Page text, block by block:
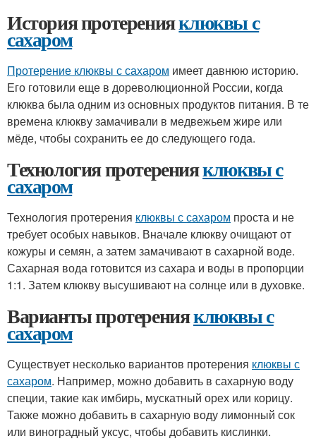
История протеренияклюквы с
сахаром
Протерение клюквы с сахаром имеет давнюю историю.
Его готовили еще в дореволюционной России, когда
клюква была одним из основных продуктов питания. В те
времена клюкву замачивали в медвежьем жире или
мёде, чтобы сохранить ее до следующего года.
Технология протеренияклюквы с
сахаром
Технология протерения клюквы с сахаром проста и не
требует особых навыков. Вначале клюкву очищают от
кожуры и семян, а затем замачивают в сахарной воде.
Сахарная вода готовится из сахара и воды в пропорции
1:1. Затем клюкву высушивают на солнце или в духовке.
Варианты протеренияклюквы с
сахаром
Существует несколько вариантов протерения клюквы с
сахаром. Например, можно добавить в сахарную воду
специи, такие как имбирь, мускатный орех или корицу.
Также можно добавить в сахарную воду лимонный сок
или виноградный уксус, чтобы добавить кислинки.